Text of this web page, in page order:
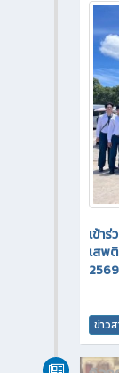
เข้า
เสพ
2569
ข่าว